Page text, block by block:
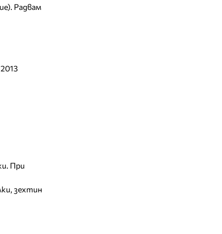
Радвам
При
зехтин